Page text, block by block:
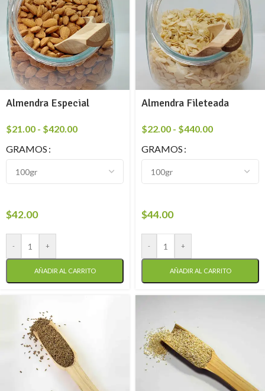
Almendra Especial
$21.00 - $420.00
GRAMOS
$42.00
- +
AÑADIR AL CARRITO
Almendra Fileteada
$22.00 - $440.00
GRAMOS
$44.00
- +
AÑADIR AL CARRITO